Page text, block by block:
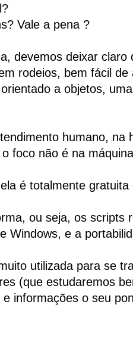
Vale a pena ?
devemos deixar claro
rodeios, bem fácil
a objetos,
humano, na
foco não é na
é totalmente
ou seja, os scripts
Windows, e a
utilizada para se
(que estudaremos
informações o seu